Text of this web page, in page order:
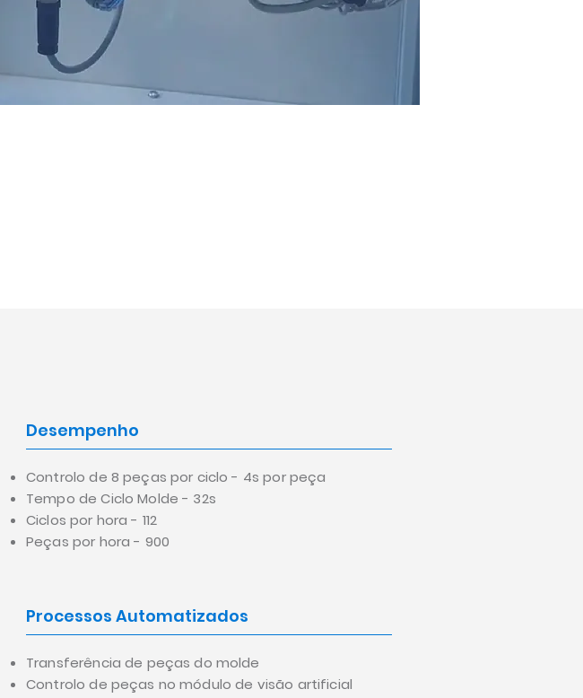
Desempenho
Controlo de 8 peças por ciclo - 4s por peça
Tempo de Ciclo Molde - 32s
Ciclos por hora - 112
Peças por hora - 900
Processos Automatizados
Transferência de peças do molde
Controlo de peças no módulo de visão artificial